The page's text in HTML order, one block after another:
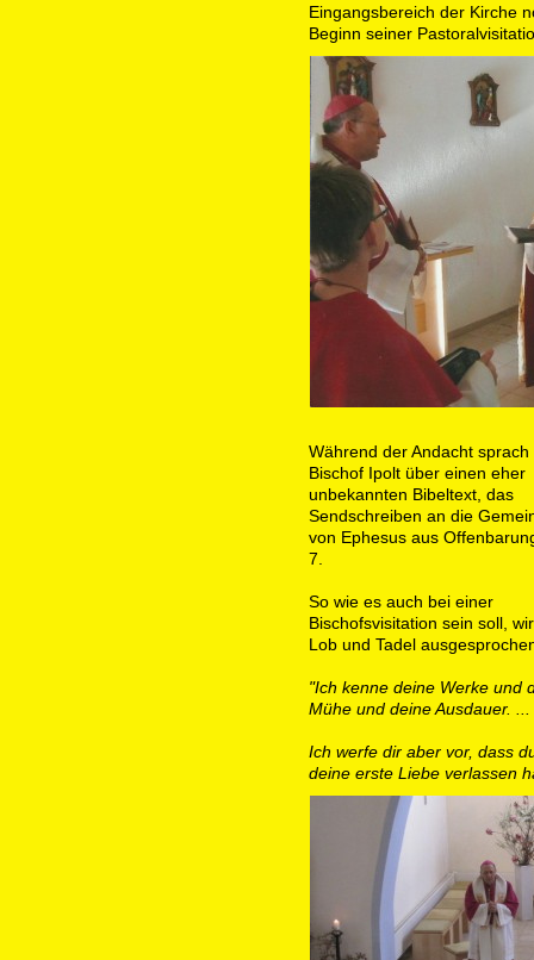
Eingangsbereich der Kirche
Beginn seiner
Während der Andacht sprach
Bischof Ipolt über einen eher
unbekannten Bibeltext, das
Sendschreiben an die
von Ephesus aus
7.
So wie es auch bei einer
Bischofsvisitation sein soll,
Lob und Tadel
"Ich kenne deine Werke und
Mühe und deine Ausdauer. ...
Ich werfe dir aber vor, dass
deine erste Liebe verlassen